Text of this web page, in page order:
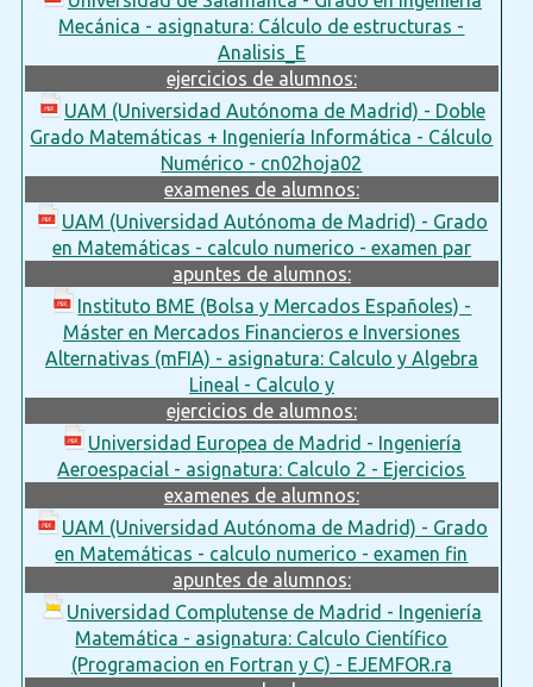
Mecánica - asignatura: Cálculo de estructuras -
Analisis_E
ejercicios de alumnos:
UAM (Universidad Autónoma de Madrid) - Doble
Grado Matemáticas + Ingeniería Informática - Cálculo
Numérico - cn02hoja02
examenes de alumnos:
UAM (Universidad Autónoma de Madrid) - Grado
en Matemáticas - calculo numerico - examen par
apuntes de alumnos:
Instituto BME (Bolsa y Mercados Españoles) -
Máster en Mercados Financieros e Inversiones
Alternativas (mFIA) - asignatura: Calculo y Algebra
Lineal - Calculo y
ejercicios de alumnos:
Universidad Europea de Madrid - Ingeniería
Aeroespacial - asignatura: Calculo 2 - Ejercicios
examenes de alumnos:
UAM (Universidad Autónoma de Madrid) - Grado
en Matemáticas - calculo numerico - examen fin
apuntes de alumnos:
Universidad Complutense de Madrid - Ingeniería
Matemática - asignatura: Calculo Científico
(Programacion en Fortran y C) - EJEMFOR.ra